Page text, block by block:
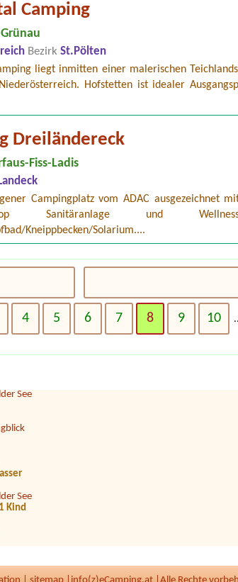
Camping
Bezirk St.Pölten
liegt inmitten einer malerischen
Hofstetten ist idealer
Dreiländereck
Fiss-Ladis
Campingplatz vom ADAC ausgezeichnet
Sanitäranlage und
Kneippbecken/Solarium....
4 5 6 7 8 9 10 ..
Burgstaller
Kind